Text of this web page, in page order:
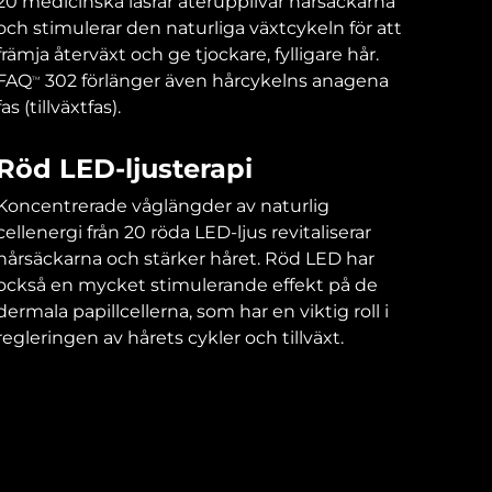
stimulerar den naturliga växtcykeln för att
återväxt och ge tjockare, fylligare hår.
TM
302 förlänger även hårcykelns anagena
(tillväxtfas).
LED-ljusterapi
våglängder av naturlig
från 20 röda LED-ljus revitaliserar
och stärker håret. Röd LED har
en mycket stimulerande effekt på de
papillcellerna, som har en viktig roll i
av hårets cykler och tillväxt.